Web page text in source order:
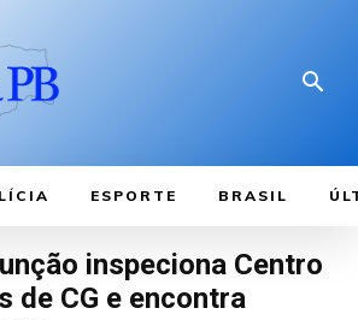
ESPORTE BRASIL
inspeciona Centro
de CG e encontra